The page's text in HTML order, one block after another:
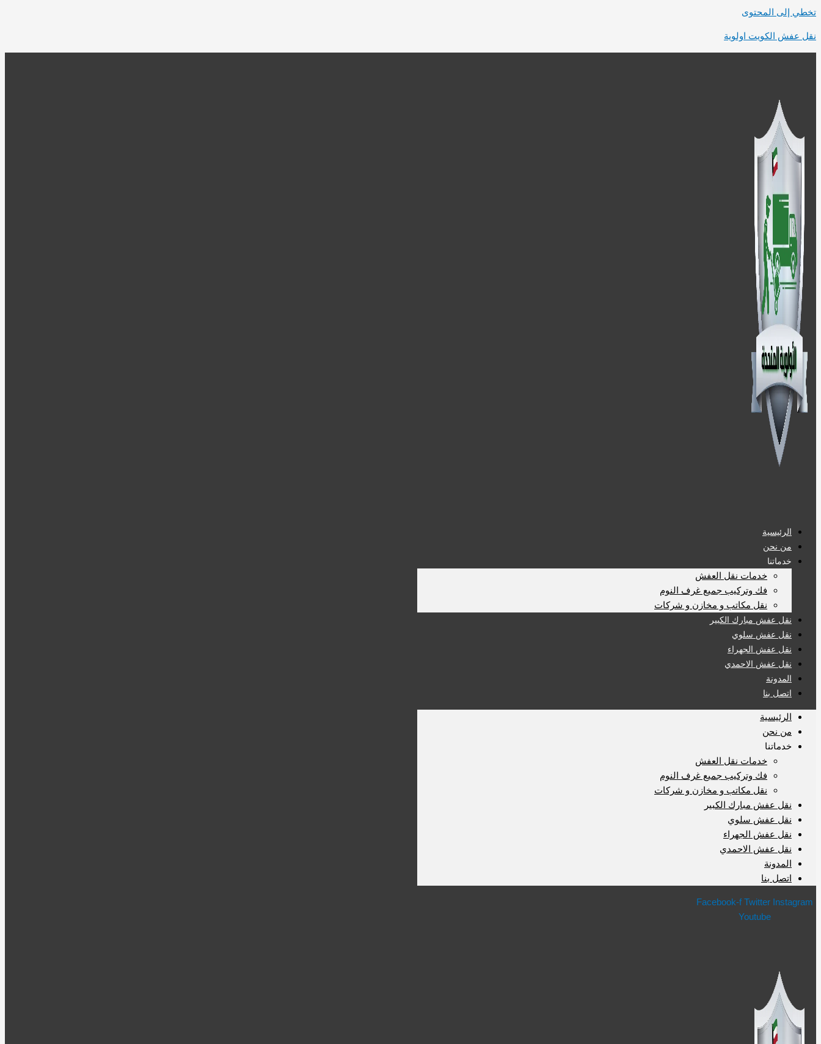
تخطي إلى المحتوى
نقل عفش الكويت اولوية
الرئيسية
من نحن
خدماتنا
خدمات نقل العفش
فك وتركيب جميع غرف النوم
نقل مكاتب و مخازن و شركات
نقل عفش مبارك الكبير
نقل عفش سلوي
نقل عفش الجهراء
نقل عفش الاحمدي
المدونة
اتصل بنا
الرئيسية
من نحن
خدماتنا
خدمات نقل العفش
فك وتركيب جميع غرف النوم
نقل مكاتب و مخازن و شركات
نقل عفش مبارك الكبير
نقل عفش سلوي
نقل عفش الجهراء
نقل عفش الاحمدي
المدونة
اتصل بنا
Facebook-f Twitter Instagram
Youtube